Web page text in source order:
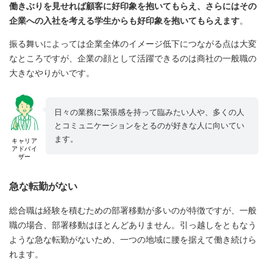
働きぶりを見せれば顧客に好印象を抱いてもらえ、さらにはその
企業への入社を考える学生からも好印象を抱いてもらえます。
振る舞いによっては企業全体のイメージ低下につながる点は大変
なところですが、企業の顔として活躍できるのは商社の一般職の
大きなやりがいです。
キャリア
アドバイ
ザー
日々の業務に緊張感を持って臨みたい人や、多くの人
とコミュニケーションをとるのが好きな人に向いてい
ます。
急な転勤がない
総合職は経験を積むための部署移動が多いのが特徴ですが、一般
職の場合、部署移動はほとんどありません。引っ越しをともなう
ような急な転勤がないため、一つの地域に腰を据えて働き続けら
れます。